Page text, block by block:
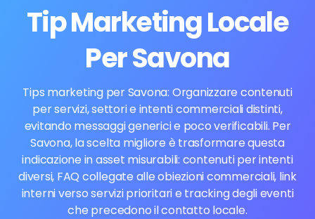
Tip Marketing Locale
Per Savona
Tips marketing per Savona: Organizzare contenuti
per servizi, settori e intenti commerciali distinti,
evitando messaggi generici e poco verificabili. Per
Savona, la scelta migliore è trasformare questa
indicazione in asset misurabili: contenuti per intenti
diversi, FAQ collegate alle obiezioni commerciali, link
interni verso servizi prioritari e tracking degli eventi
che precedono il contatto locale.